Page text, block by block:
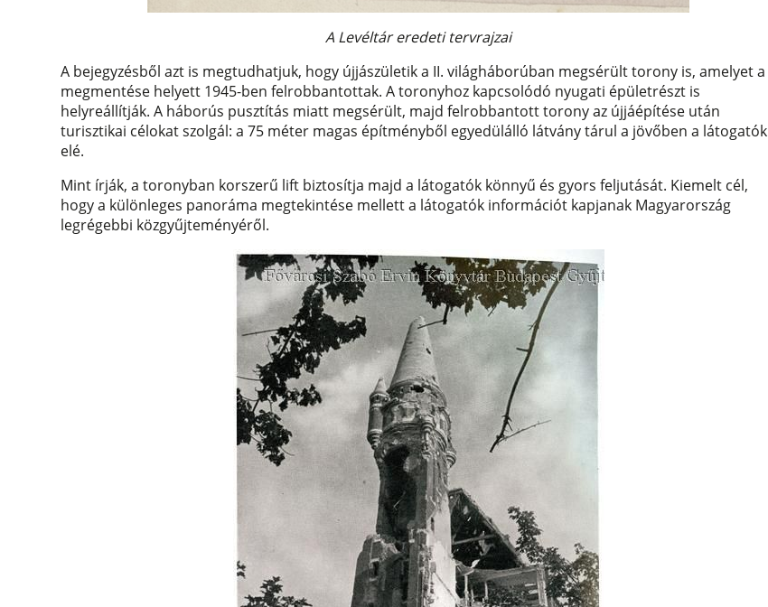
A Levéltár eredeti tervrajzai
A bejegyzésből azt is megtudhatjuk, hogy újjászületik a II. világháborúban megsérült torony is, amelyet a
megmentése helyett 1945-ben felrobbantottak. A toronyhoz kapcsolódó nyugati épületrészt is
helyreállítják. A háborús pusztítás miatt megsérült, majd felrobbantott torony az újjáépítése után
turisztikai célokat szolgál: a 75 méter magas építményből egyedülálló látvány tárul a jövőben a látogatók
elé.
Mint írják, a toronyban korszerű lift biztosítja majd a látogatók könnyű és gyors feljutását. Kiemelt cél,
hogy a különleges panoráma megtekintése mellett a látogatók információt kapjanak Magyarország
legrégebbi közgyűjteményéről.